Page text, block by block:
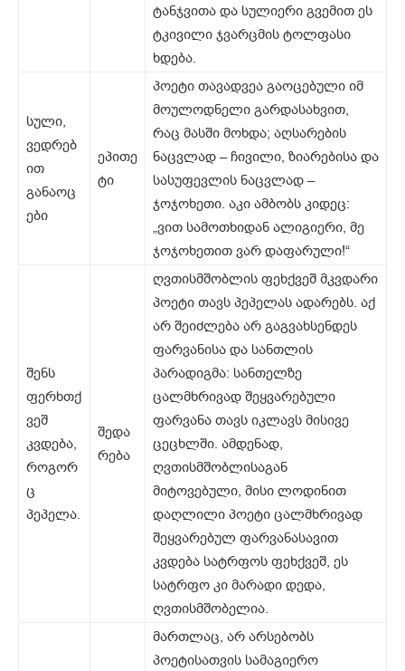
ტანჯვითა და სულიერი გვემით ეს
ტკივილი ჯვარცმის ტოლფასი
ხდება.
სული,
ვედრებ
ით
განაოც
ები
ეპითე
ტი
პოეტი თავადვეა გაოცებული იმ
მოულოდნელი გარდასახვით,
რაც მასში მოხდა; აღსარების
ნაცვლად – ჩივილი, ზიარებისა და
სასუფევლის ნაცვლად –
ჯოჯოხეთი. აკი ამბობს კიდეც:
„ვით სამოთხიდან ალიგიერი, მე
ჯოჯოხეთით ვარ დაფარული!“
შენს
ფერხთქ
ვეშ
კვდება,
როგორ
ც
პეპელა.
შედა
რება
ღვთისმშობლის ფეხქვეშ მკვდარი
პოეტი თავს პეპელას ადარებს. აქ
არ შეიძლება არ გაგვახსენდეს
ფარვანისა და სანთლის
პარადიგმა: სანთელზე
ცალმხრივად შეყვარებული
ფარვანა თავს იკლავს მისივე
ცეცხლში. ამდენად,
ღვთისმშობლისაგან
მიტოვებული, მისი ლოდინით
დაღლილი პოეტი ცალმხრივად
შეყვარებულ ფარვანასავით
კვდება სატრფოს ფეხქვეშ, ეს
სატრფო კი მარადი დედა,
ღვთისმშობელია.
მართლაც, არ არსებობს
პოეტისათვის სამაგიერო